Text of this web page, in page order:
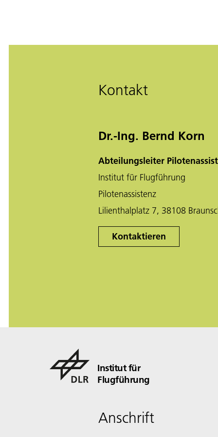
Kontakt
Dr.-Ing. Bernd Korn
Abteilungsleiter
Institut für Flugführung
Pilotenassistenz
Lilienthalplatz 7, 38108
Kontaktieren
Institut für
Flugführung
Anschrift